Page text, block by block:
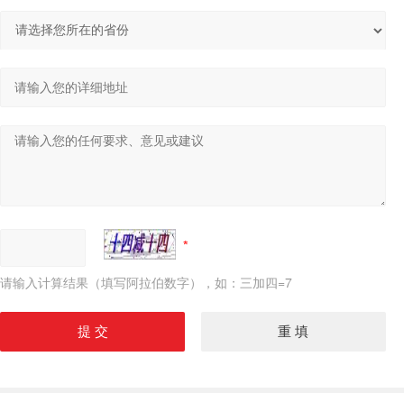
请输入计算结果（填写阿拉伯数字），如：三加四=7